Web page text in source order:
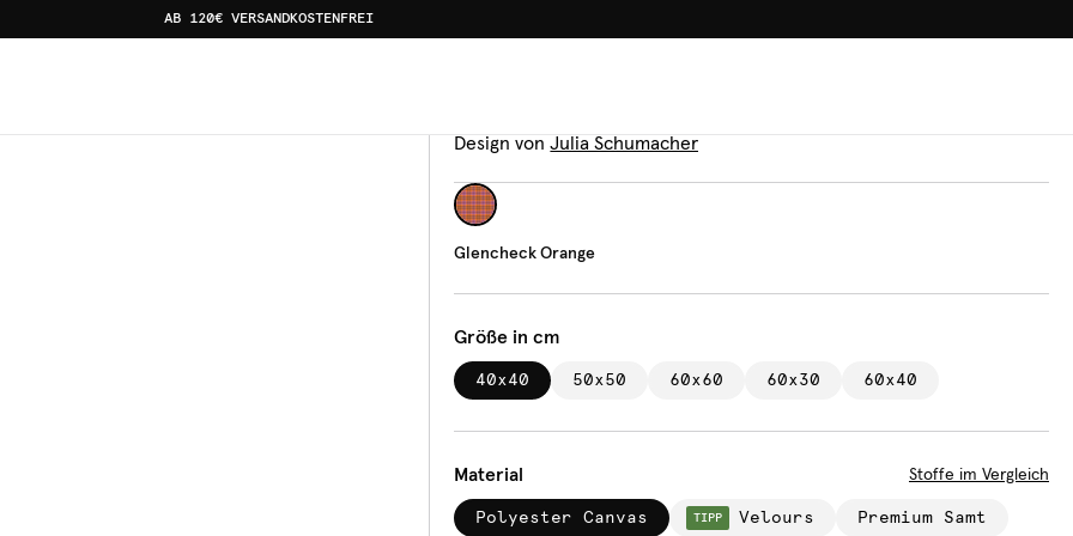
AB 120€ VERSANDKOSTENFREI
Kissen
Design von Julia Schumacher
Glencheck Orange
Größe in cm
40x40 50x50 60x60 60x30 60x40
Material Stoffe im Vergleich
Polyester Canvas TIPP Velours Premium Samt